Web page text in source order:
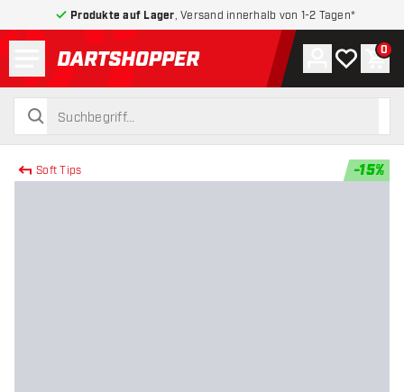
Produkte auf Lager , Versand innerhalb von 1-2 Tagen*
zurück zur Startseite
suchen
suchen
Konto
Meine 0
Soft Tips -15%